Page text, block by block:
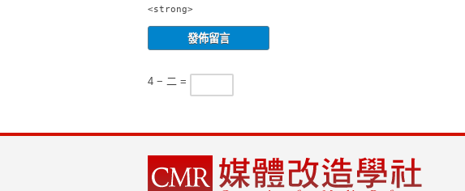
<strong>
4 − 二 =